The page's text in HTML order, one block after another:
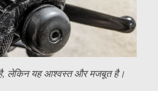
है, लेकिन यह आश्वस्त और मजबूत है।